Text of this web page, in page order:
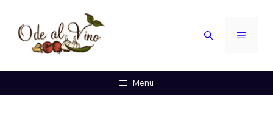
contenuto
MENU
Menu